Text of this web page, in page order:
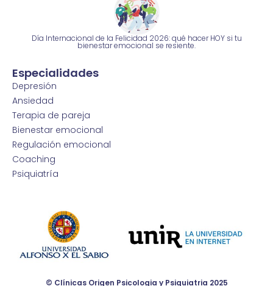
Día Internacional de la Felicidad 2026: qué hacer HOY si tu
bienestar emocional se resiente.
Especialidades
Depresión
Ansiedad
Terapia de pareja
Bienestar emocional
Regulación emocional
Coaching
Psiquiatría
© Clínicas Origen Psicologia y Psiquiatria 2025